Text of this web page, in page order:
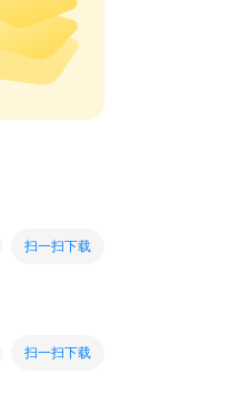
扫一扫下载
扫一扫下载